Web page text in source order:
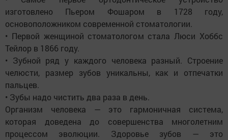
изготовлено Пьером Фошаром в 1728 году,
основоположником современной стоматологии.
• Первой женщиной стоматологом стала Люси Хоббс
Тейлор в 1866 году.
• Зубной ряд у каждого человека разный. Строение
челюсти, размер зубов уникальны, как и отпечатки
пальцев.
• Зубы надо чистить два раза в день.
Организм человека — это гармоничная система,
которая доведена до совершенства многолетним
процессом эволюции. Здоровье зубов — это